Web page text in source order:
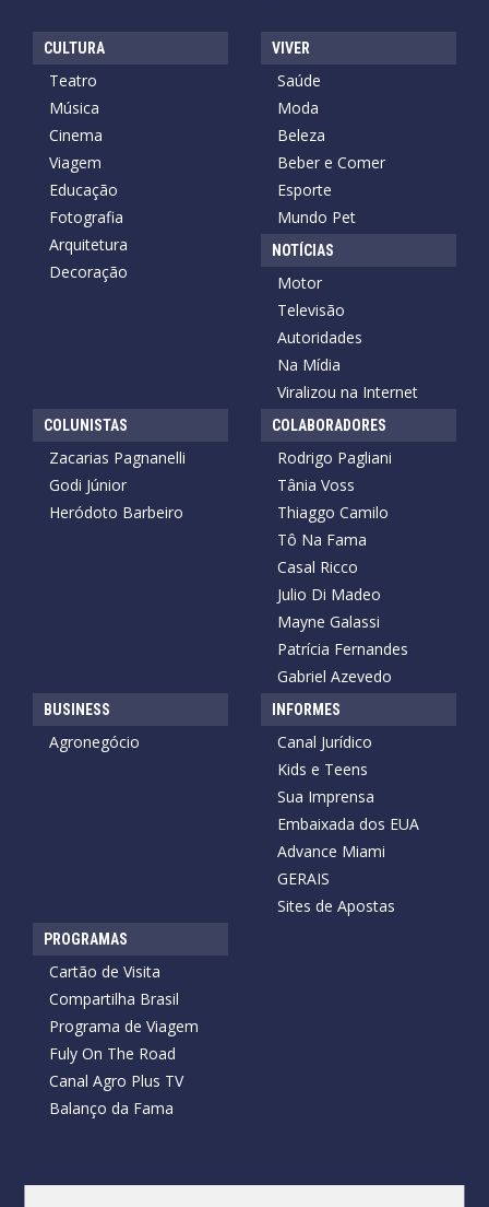
CULTURA
Teatro
Música
Cinema
Viagem
Educação
Fotografia
Arquitetura
Decoração
VIVER
Saúde
Moda
Beleza
Beber e Comer
Esporte
Mundo Pet
NOTÍCIAS
Motor
Televisão
Autoridades
Na Mídia
Viralizou na Internet
COLUNISTAS
Zacarias Pagnanelli
Godi Júnior
Heródoto Barbeiro
COLABORADORES
Rodrigo Pagliani
Tânia Voss
Thiaggo Camilo
Tô Na Fama
Casal Ricco
Julio Di Madeo
Mayne Galassi
Patrícia Fernandes
Gabriel Azevedo
BUSINESS
Agronegócio
INFORMES
Canal Jurídico
Kids e Teens
Sua Imprensa
Embaixada dos EUA
Advance Miami
GERAIS
Sites de Apostas
PROGRAMAS
Cartão de Visita
Compartilha Brasil
Programa de Viagem
Fuly On The Road
Canal Agro Plus TV
Balanço da Fama